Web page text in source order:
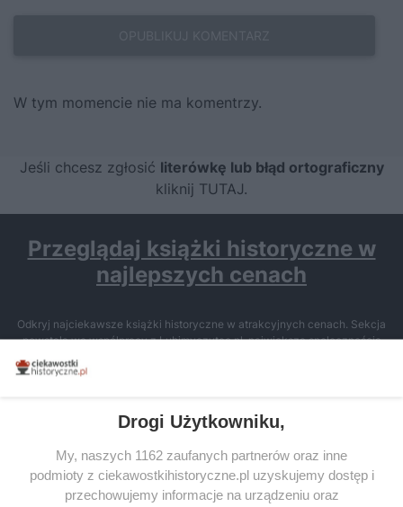
W tym momencie nie ma komentrzy.
Jeśli chcesz zgłosić literówkę lub błąd ortograficzny
kliknij TUTAJ.
Przeglądaj książki historyczne w
najlepszych cenach
Odkryj najciekawsze książki historyczne w atrakcyjnych cenach. Sekcja
powstała we współpracy z Lubimyczytac.pl, największą społecznością
miłośników literatury w Polsce – dzięki temu możesz wybierać spośród
tytułów najwyżej ocenianych przez czytelników.
SERWIS
Drogi Użytkowniku,
My, naszych 1162 zaufanych partnerów oraz inne
podmioty z ciekawostkihistoryczne.pl uzyskujemy dostęp i
przechowujemy informacje na urządzeniu oraz